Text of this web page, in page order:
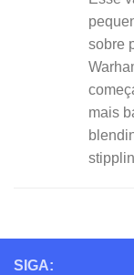
sobre
mais
SIGA: